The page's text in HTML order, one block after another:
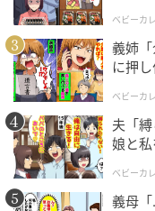
エキサイトニュース
ベビーカ
義姉
に押
ベビーカ
夫「
娘と
ベビーカ
義母